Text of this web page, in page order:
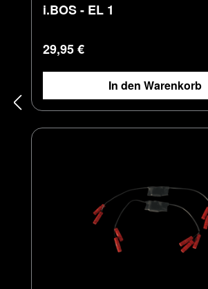
i.BOS - EL 1
Regulärer Preis:
29,95 €
In den Warenkorb